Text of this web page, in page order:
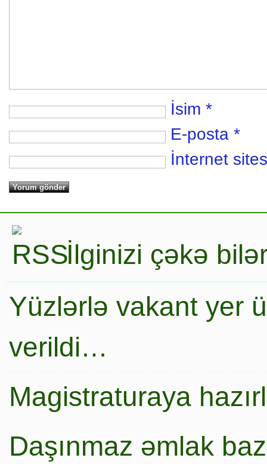
İsim *
E-posta *
İnternet
İlginizi çəkə
Yüzlərlə vakant yer
verildi…
Magistraturaya
Daşınmaz əmlak